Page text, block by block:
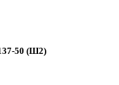
50 (Ш2)